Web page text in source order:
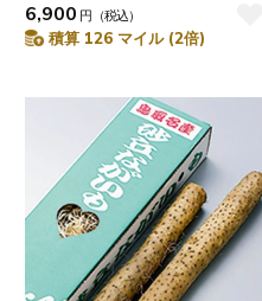
6,900 円 （税込）
積算 126 マイル (2倍)